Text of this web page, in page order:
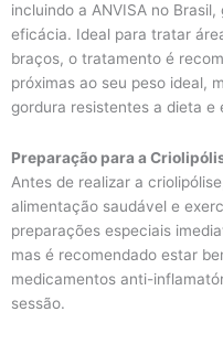
incluindo a ANVISA no
eficácia. Ideal para tratar
braços, o tratamento é
próximas ao seu peso ideal,
gordura resistentes a dieta e
Preparação para a
Antes de realizar a
alimentação saudável e
preparações especiais
mas é recomendado estar
medicamentos anti-
sessão.